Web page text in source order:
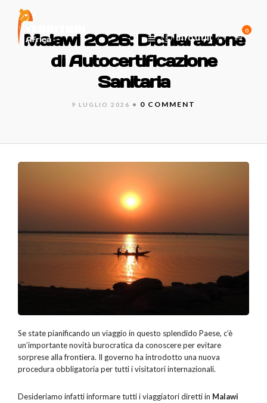
Info utili
0
Malawi 2026: Dichiarazione
di Autocertificazione
Sanitaria
9 LUGLIO 2026 • 0 COMMENT
Se state pianificando un viaggio in questo splendido Paese, c’è
un’importante novità burocratica da conoscere per evitare
sorprese alla frontiera. Il governo ha introdotto una nuova
procedura obbligatoria per tutti i visitatori internazionali.
Desideriamo infatti informare tutti i viaggiatori diretti in Malawi